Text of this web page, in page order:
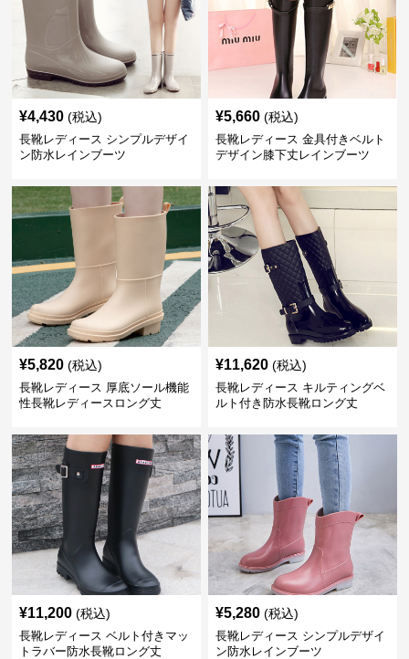
¥4,430 (税込)
長靴レディース シンプルデザイ
ン防水レインブーツ
¥5,660 (税込)
長靴レディース 金具付きベルト
デザイン膝下丈レインブーツ
¥5,820 (税込)
長靴レディース 厚底ソール機能
性長靴レディースロング丈
¥11,620 (税込)
長靴レディース キルティングベ
ルト付き防水長靴ロング丈
¥11,200 (税込)
長靴レディース ベルト付きマッ
トラバー防水長靴ロング丈
¥5,280 (税込)
長靴レディース シンプルデザイ
ン防水レインブーツ